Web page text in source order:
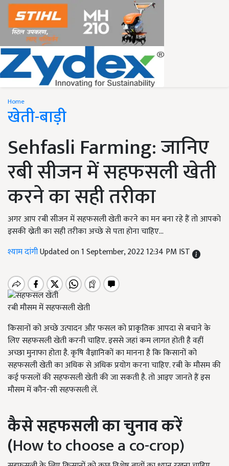
Home
खेती-बाड़ी
Sehfasli Farming: जानिए
रबी सीजन में सहफसली खेती
करने का सही तरीका
अगर आप रबी सीजन में सहफसली खेती करने का मन बना रहे हैं तो आपको
इसकी ख्रेती का सही तरीका अच्छे से पता होना चाहिए...
श्याम दांगीUpdated on 1 September, 2022 12:34 PM IST
रबी मौसम में सहफसली खेती
किसानों को अच्छे उत्पादन और फसल को प्राकृतिक आपदा से बचाने के
लिए सहफसली खेती करनी चाहिए. इससे जहां कम लागत होती है वहीं
अच्छा मुनाफा होता है. कृषि वैज्ञानिकों का मानना है कि किसानों को
सहफसली खेती का अधिक से अधिक प्रयोग करना चाहिए. रबी के मौसम की
कई फसलों की सहफसली खेती की जा सकती है. तो आइए जानते हैं इस
मौसम में कौन-सी सहफसली लें.
कैसे सहफसली काचुनावकरें
(How to choose a co-crop)